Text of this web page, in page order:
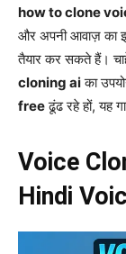
how to clone
और अपनी आवाज़ का
तैयार कर सकते हैं।
cloning aiका
freeढूंढ रहे हों, यह
Voice
Hindi